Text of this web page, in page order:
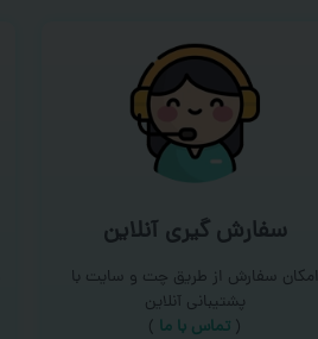
سفارش گیری آنلاین
امکان سفارش از طریق چت و سایت با
پشتیبانی آنلاین
( تماس با ما‌ )